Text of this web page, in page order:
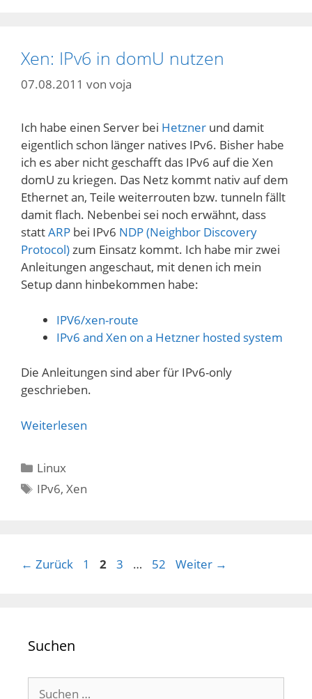
Xen: IPv6 in domU nutzen
07.08.2011 von voja
Ich habe einen Server bei Hetzner und damit
eigentlich schon länger natives IPv6. Bisher habe
ich es aber nicht geschafft das IPv6 auf die Xen
domU zu kriegen. Das Netz kommt nativ auf dem
Ethernet an, Teile weiterrouten bzw. tunneln fällt
damit flach. Nebenbei sei noch erwähnt, dass
stattARP bei IPv6 NDP (Neighbor Discovery
Protocol)zum Einsatz kommt. Ich habe mir zwei
Anleitungen angeschaut, mit denen ich mein
Setup dann hinbekommen habe:
IPV6/xen-route
IPv6 and Xen on a Hetzner hosted system
Die Anleitungen sind aber für IPv6-only
geschrieben.
Weiterlesen
Kategorien
Linux
Schlagwörter
IPv6,Xen
← Zurück Seite
1 Seite
2 Seite
3 … Seite
52 Weiter →
Suchen